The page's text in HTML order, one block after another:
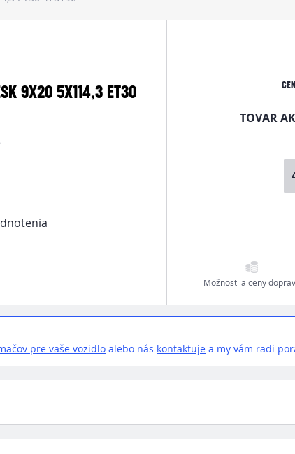
9X20 5X114,3 ET30
TOVAR
Možnosti a ceny
pre vaše vozidlo alebo nás kontaktuje a my vám radi